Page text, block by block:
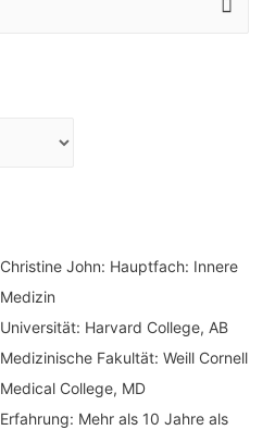
Christine John: Hauptfach: Innere
Medizin
Universität: Harvard College, AB
Medizinische Fakultät: Weill Cornell
Medical College, MD
Erfahrung: Mehr als 10 Jahre als